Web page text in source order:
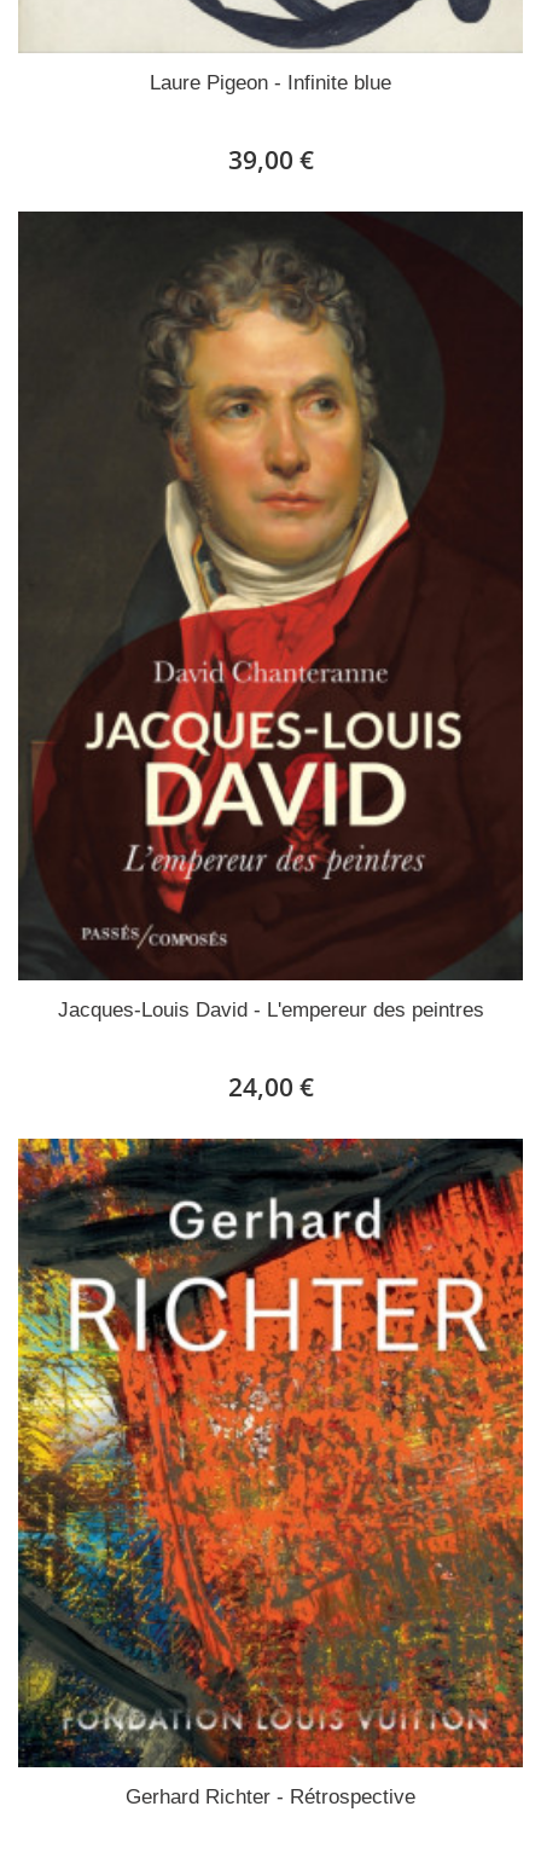
Laure Pigeon - Infinite blue
39,00 €
Jacques-Louis David - L'empereur des peintres
24,00 €
Gerhard Richter - Rétrospective